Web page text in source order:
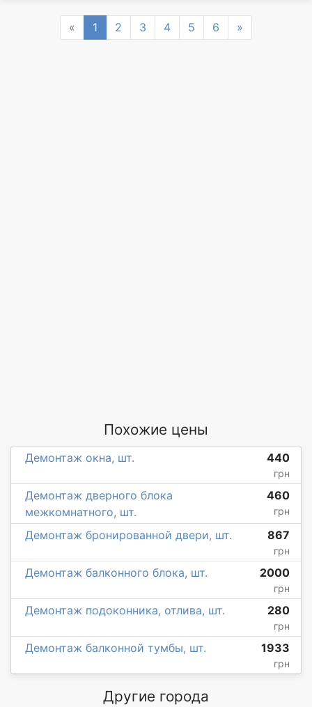
« Previous
1 2 3 4 5 6 »
Похожие цены
Демонтаж окна, шт. 440
грн
Демонтаж дверного блока
межкомнатного, шт.
460
грн
Демонтаж бронированной двери, шт. 867
грн
Демонтаж балконного блока, шт. 2000
грн
Демонтаж подоконника, отлива, шт. 280
грн
Демонтаж балконной тумбы, шт. 1933
грн
Другие города